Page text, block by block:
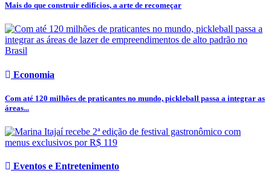
Mais do que construir edifícios, a arte de recomeçar
Economia
Com até 120 milhões de praticantes no mundo, pickleball passa a integrar as
áreas...
Eventos e Entretenimento